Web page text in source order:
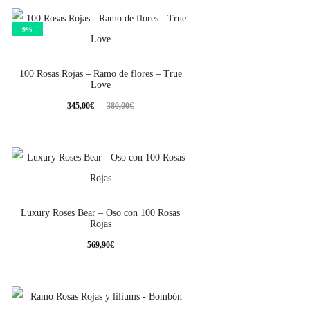
9%
100 Rosas Rojas – Ramo de flores – True
Love
380,00€
345,00€
Luxury Roses Bear – Oso con 100 Rosas
Rojas
569,90€